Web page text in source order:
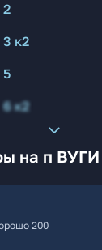
2
3 к2
5
6 к2
на п
200